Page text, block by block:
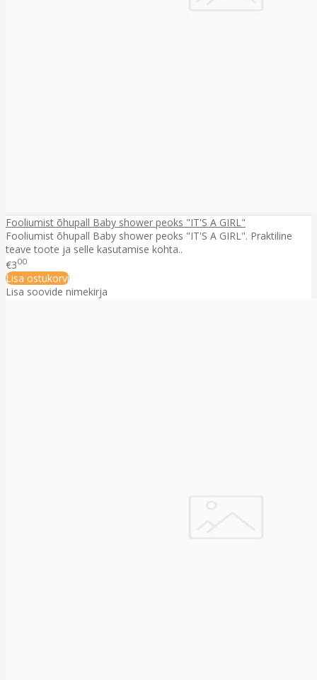
Fooliumist õhupall Baby shower peoks "IT'S A GIRL"
Fooliumist õhupall Baby shower peoks "IT'S A GIRL". Praktiline
teave toote ja selle kasutamise kohta..
€300
Lisa ostukorvi
Lisa soovide nimekirja